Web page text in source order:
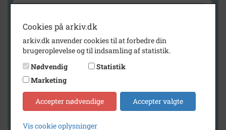
Geografi
Generelt
Vis kun med billeder
Cookies på arkiv.dk
arkiv.dk anvender cookies til at forbedre din
brugeroplevelse og til indsamling af statistik.
Nødvendig
Statistik
Marketing
Accepter nødvendige Accepter valgte
Vis cookie oplysninger